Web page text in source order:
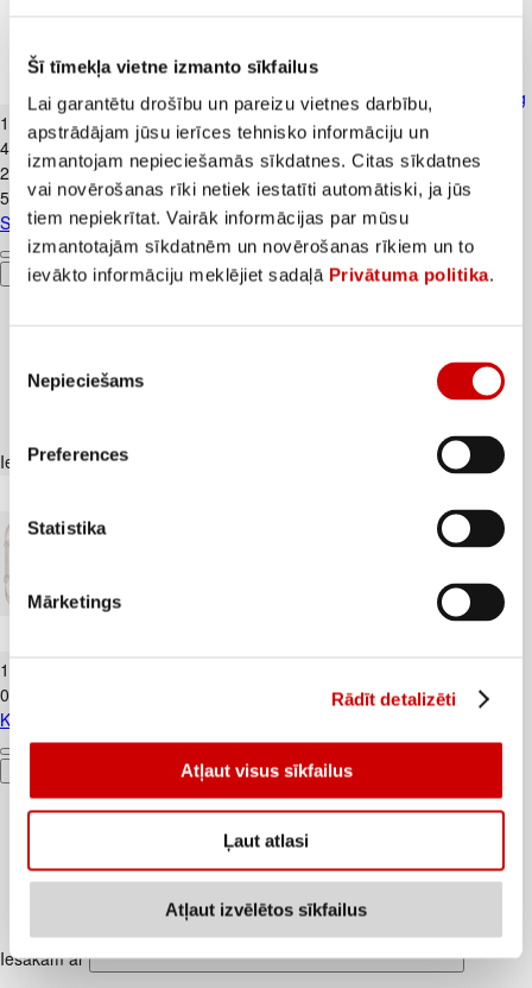
Šī tīmekļa vietne izmanto sīkfailus
Lai garantētu drošību un pareizu vietnes darbību,
apstrādājam jūsu ierīces tehnisko informāciju un
izmantojam nepieciešamās sīkdatnes. Citas sīkdatnes
vai novērošanas rīki netiek iestatīti automātiski, ja jūs
tiem nepiekrītat. Vairāk informācijas par mūsu
izmantotajām sīkdatnēm un novērošanas rīkiem un to
ievākto informāciju meklējiet sadaļā Privātuma politika.
izvēle
Nepieciešams
Preferences
Statistika
Mārketings
Rādīt detalizēti
Atļaut visus sīkfailus
Ļaut atlasi
Atļaut izvēlētos sīkfailus
Skābais krējums VALMIERA 20% 450g
1
99€
4,42€/kg
2
39€
5,31€/kg
Skābais krējums VALMIERA 20% 450g
Pievienot
Iesakām ar
1
0,18€/gab.
Kūtī dētas olas 10gab.
Iesakām ar